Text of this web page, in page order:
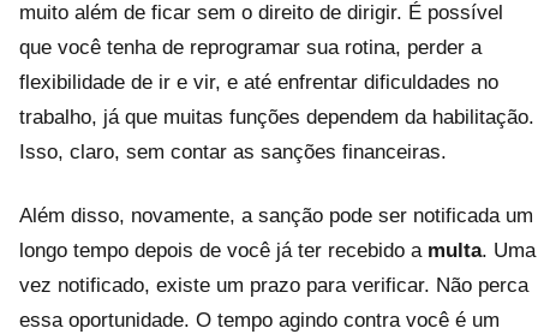
muito além de ficar sem o direito de dirigir. É possível
que você tenha de reprogramar sua rotina, perder a
flexibilidade de ir e vir, e até enfrentar dificuldades no
trabalho, já que muitas funções dependem da habilitação.
Isso, claro, sem contar as sanções financeiras.
Além disso, novamente, a sanção pode ser notificada um
longo tempo depois de você já ter recebido a multa. Uma
vez notificado, existe um prazo para verificar. Não perca
essa oportunidade. O tempo agindo contra você é um